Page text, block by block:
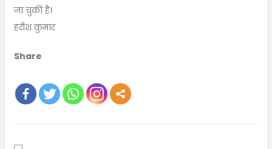
जा चुकी है।
हरीश कुमार
Share